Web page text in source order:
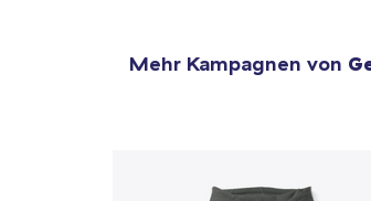
Mehr Kampagnen von